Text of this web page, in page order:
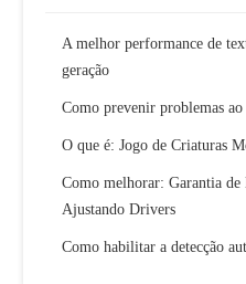
A melhor performance de
geração
Como prevenir problemas
O que é: Jogo de Criaturas
Como melhorar: Garantia
Ajustando Drivers
Como habilitar a detecção